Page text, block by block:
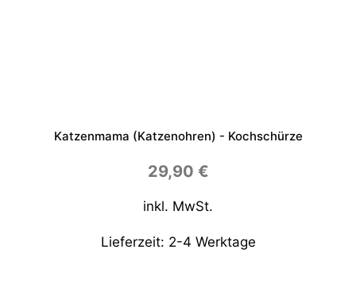
Katzenmama (Katzenohren) - Kochschürze
29,90 €
inkl. MwSt.
Lieferzeit: 2-4 Werktage